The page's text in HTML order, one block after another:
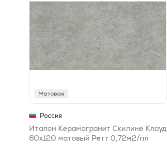
Матовая
Россия
Италон Керамогранит Скилине Клауд
60x120 матовый Ретт 0,72м2/пл